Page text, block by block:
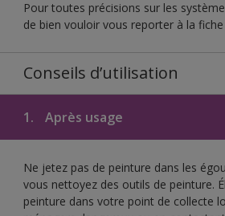
Pour toutes précisions sur les
de bien vouloir vous reporter à la
Conseils d’utilisation
1. Après usage
Ne jetez pas de peinture dans les
vous nettoyez des outils de peinture.
peinture dans votre point de collecte